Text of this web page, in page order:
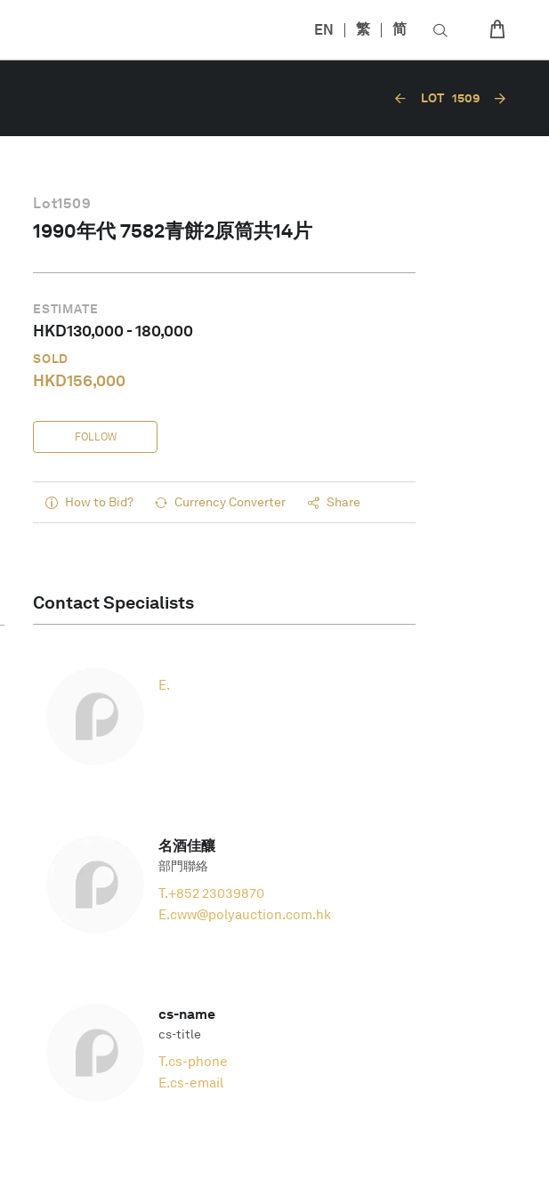
EN 繁 简
LOT 1509
Lot1509
1990年代 7582青餅2原筒共14片
ESTIMATE
HKD130,000-180,000
SOLD
HKD156,000
FOLLOW
How to Bid? Currency Converter Share
Contact Specialists
E.
名酒佳釀
部門聯絡
T.+852 23039870
E.cww@polyauction.com.hk
cs-name
cs-title
T.cs-phone
E.cs-email